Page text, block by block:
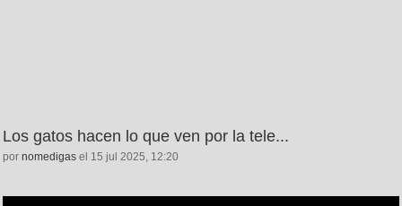
Los gatos hacen lo que ven por la tele...
por nomedigas el 15 jul 2025, 12:20